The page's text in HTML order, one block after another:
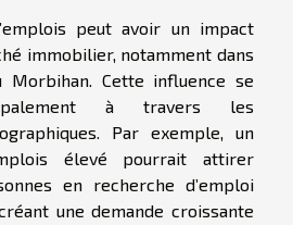
peut avoir un impact
immobilier, notamment dans
Morbihan. Cette influence se
à travers les
Par exemple, un
élevé pourrait attirer
en recherche d’emploi
une demande croissante